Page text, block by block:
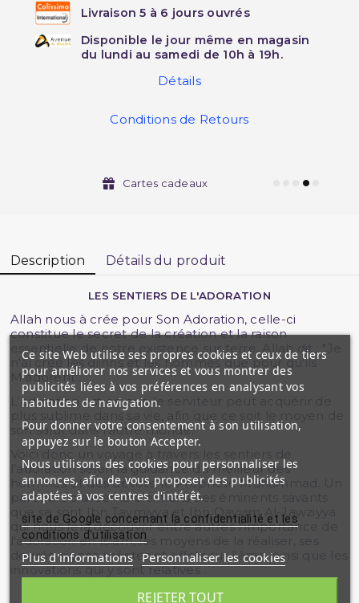
Livraison 5 à 6 jours ouvrés
Disponible le jour même en magasin
du lundi au samedi de 10h à 19h.
Détails
Conditions de Retours
Cartes cadeaux
Description Détails du produit
LES SENTIERS DE L'ADORATION
Allah nous à crée pour Son Adoration, celle-ci
constitue le secret de la création et la raison
essentielle de notre existence sur terre. Allah dit : "Je
n'ai créé les djinns et les hommes que pour qu'ils
M'adorent".
L'adoration est ce que le serviteur peut acquérir de
plus sublime dans sa vie, afin que ce soit le moyen de
son salut dans l'autre monde.
Voici donc un voyage à travers les sentiers de
l'adoration selon la guidance du meilleur des
hommes et des dévots, le Prophète Muhammad. Un
parcours clairsemé d'extraits des éminents savants
que se sont Ibn Taymiyya et Ibn Qayyim Al-Jawziyya
qui nous fera découvrir entre autres l'importance de
l'adoration en Islam, les moyens de la réaliser, ses
degrés, signes mérites et effets sur l'âme, ainsi que les
innovations qui y sont relatives .
Ce site Web utilise ses propres cookies et ceux de tiers
pour améliorer nos services et vous montrer des
publicités liées à vos préférences en analysant vos
habitudes de navigation.
Pour donner votre consentement à son utilisation,
appuyez sur le bouton Accepter.
Nous utilisons des cookies pour personnaliser les
annonces, afin de vous proposer des publicités
adaptées à vos centres d'intérêt.
site de Google concernant la confidentialité et les
conditions d'utilisation
Plus d'informations Personnaliser les cookies
REJETER TOUT